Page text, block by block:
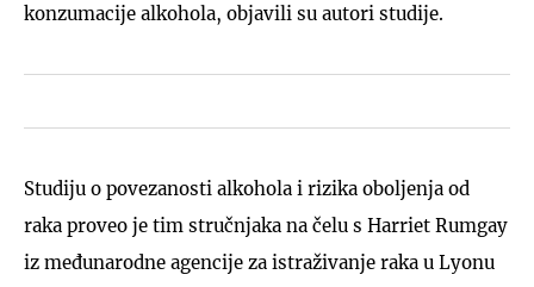
konzumacije alkohola, objavili su autori studije.
Studiju o povezanosti alkohola i rizika oboljenja od
raka proveo je tim stručnjaka na čelu s Harriet Rumgay
iz međunarodne agencije za istraživanje raka u Lyonu